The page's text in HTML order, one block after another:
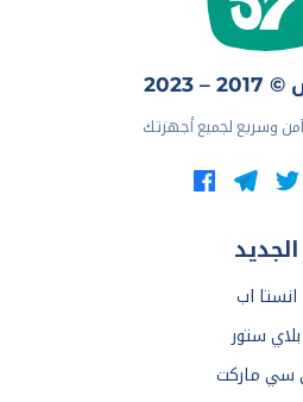
2023
وسريع لجميع أجهزتك
الجديد
انستا اب
بلاي ستور
سي ماركت